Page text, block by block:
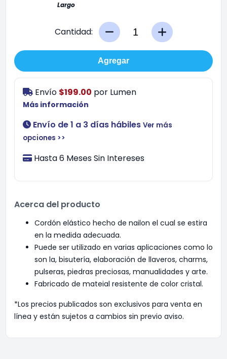
Largo
Cantidad:
Agregar
Envío $199.00 por Lumen
Más información
Envío de 1 a 3 días hábiles Ver más
opciones >>
Hasta 6 Meses Sin Intereses
Acerca del producto
Cordón elástico hecho de nailon el cual se estira
en la medida adecuada.
Puede ser utilizado en varias aplicaciones como lo
son la, bisutería, elaboración de llaveros, charms,
pulseras, piedras preciosas, manualidades y arte.
Fabricado de mateial resistente de color cristal.
*Los precios publicados son exclusivos para venta en
línea y están sujetos a cambios sin previo aviso.